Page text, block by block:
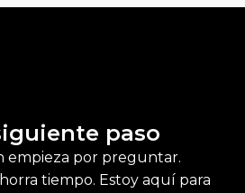
paso
empieza por preguntar.
tiempo. Estoy aquí para